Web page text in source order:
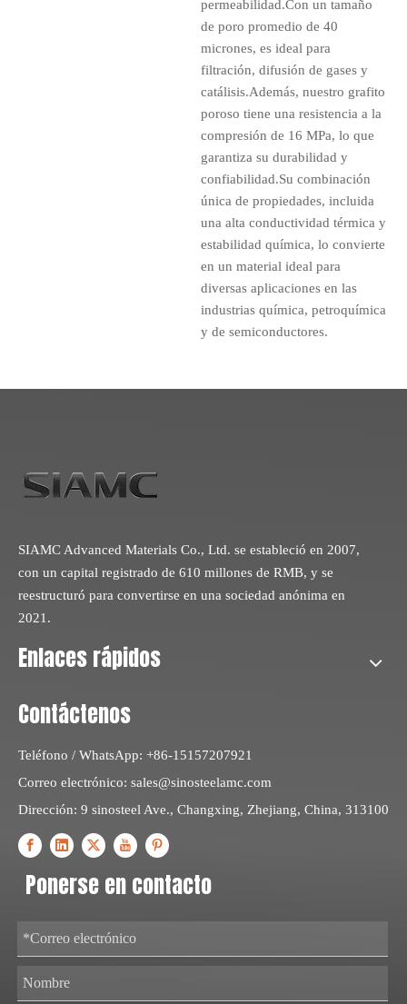
permeabilidad.Con un tamaño
de poro promedio de 40
micrones, es ideal para
filtración, difusión de gases y
catálisis.Además, nuestro grafito
poroso tiene una resistencia a la
compresión de 16 MPa, lo que
garantiza su durabilidad y
confiabilidad.Su combinación
única de propiedades, incluida
una alta conductividad térmica y
estabilidad química, lo convierte
en un material ideal para
diversas aplicaciones en las
industrias química, petroquímica
y de semiconductores.
SIAMC Advanced Materials Co., Ltd. se estableció en 2007,
con un capital registrado de 610 millones de RMB, y se
reestructuró para convertirse en una sociedad anónima en
2021.
Enlaces rápidos
Contáctenos
Teléfono / WhatsApp: +86-15157207921
Correo electrónico: sales@sinosteelamc.com
Dirección: 9 sinosteel Ave., Changxing, Zhejiang, China, 313100
Ponerse en contacto